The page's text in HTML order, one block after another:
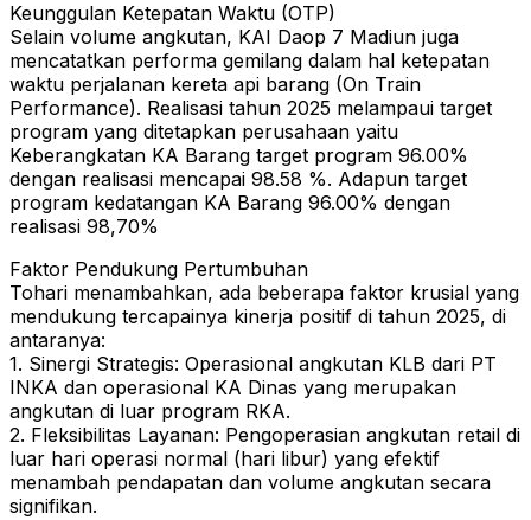
Keunggulan Ketepatan Waktu (OTP)
Selain volume angkutan, KAI Daop 7 Madiun juga
mencatatkan performa gemilang dalam hal ketepatan
waktu perjalanan kereta api barang (On Train
Performance). Realisasi tahun 2025 melampaui target
program yang ditetapkan perusahaan yaitu
Keberangkatan KA Barang target program 96.00%
dengan realisasi mencapai 98.58 %. Adapun target
program kedatangan KA Barang 96.00% dengan
realisasi 98,70%
Faktor Pendukung Pertumbuhan
Tohari menambahkan, ada beberapa faktor krusial yang
mendukung tercapainya kinerja positif di tahun 2025, di
antaranya:
1. Sinergi Strategis: Operasional angkutan KLB dari PT
INKA dan operasional KA Dinas yang merupakan
angkutan di luar program RKA.
2. Fleksibilitas Layanan: Pengoperasian angkutan retail di
luar hari operasi normal (hari libur) yang efektif
menambah pendapatan dan volume angkutan secara
signifikan.